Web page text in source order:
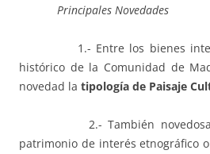
Principales Novedades
1.- Entre los bienes
histórico de la Comunidad de
novedad la tipología de Paisaje
2.- También
patrimonio de interés etnográfico